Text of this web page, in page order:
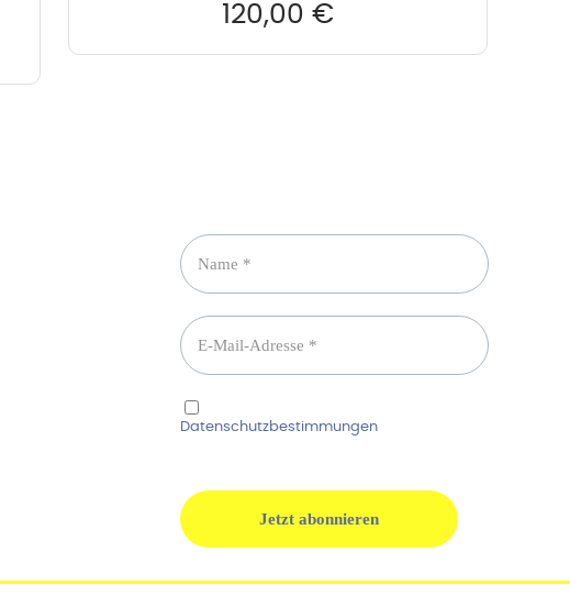
120,00 €
Datenschutzbestimmungen